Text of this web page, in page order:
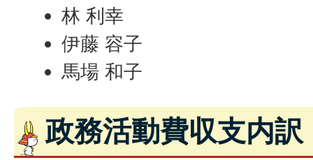
林 利幸
伊藤 容子
馬場 和子
政務活動費収支内訳